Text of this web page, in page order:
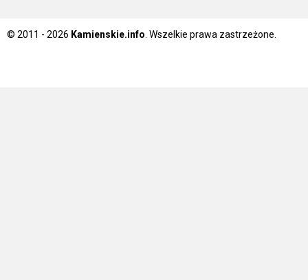
© 2011 - 2026 Kamienskie.info . Wszelkie prawa zastrzeżone.